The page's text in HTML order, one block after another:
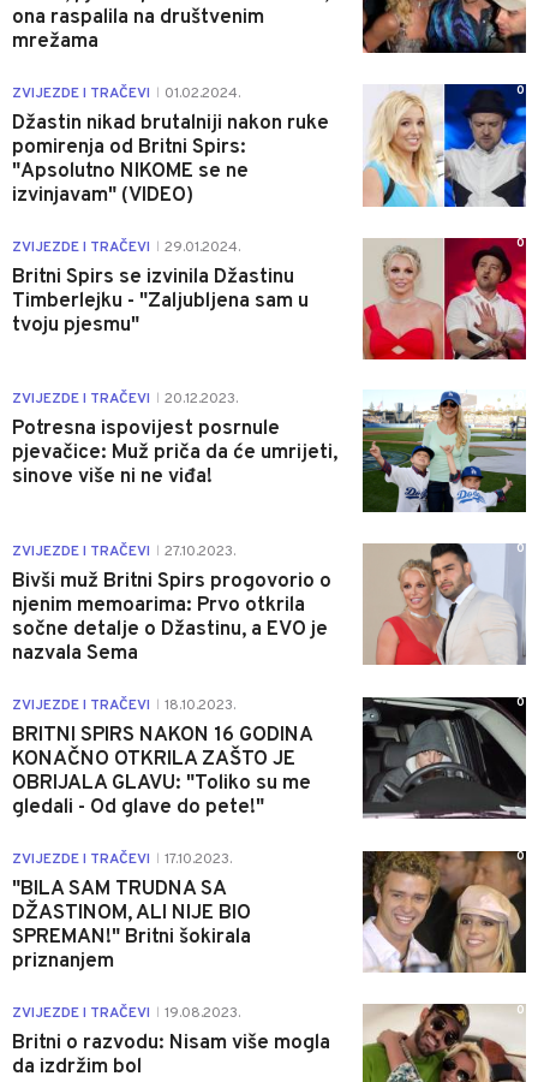
ona raspalila na društvenim
mrežama
ZVIJEZDE I TRAČEVI 01.02.2024.
Džastin nikad brutalniji nakon ruke
pomirenja od Britni Spirs:
"Apsolutno NIKOME se ne
izvinjavam" (VIDEO)
0
ZVIJEZDE I TRAČEVI 29.01.2024.
Britni Spirs se izvinila Džastinu
Timberlejku - "Zaljubljena sam u
tvoju pjesmu"
0
ZVIJEZDE I TRAČEVI 20.12.2023.
Potresna ispovijest posrnule
pjevačice: Muž priča da će umrijeti,
sinove više ni ne viđa!
ZVIJEZDE I TRAČEVI 27.10.2023.
Bivši muž Britni Spirs progovorio o
njenim memoarima: Prvo otkrila
sočne detalje o Džastinu, a EVO je
nazvala Sema
0
ZVIJEZDE I TRAČEVI 18.10.2023.
BRITNI SPIRS NAKON 16 GODINA
KONAČNO OTKRILA ZAŠTO JE
OBRIJALA GLAVU: "Toliko su me
gledali - Od glave do pete!"
0
ZVIJEZDE I TRAČEVI 17.10.2023.
"BILA SAM TRUDNA SA
DŽASTINOM, ALI NIJE BIO
SPREMAN!" Britni šokirala
priznanjem
0
ZVIJEZDE I TRAČEVI 19.08.2023.
Britni o razvodu: Nisam više mogla
da izdržim bol
0